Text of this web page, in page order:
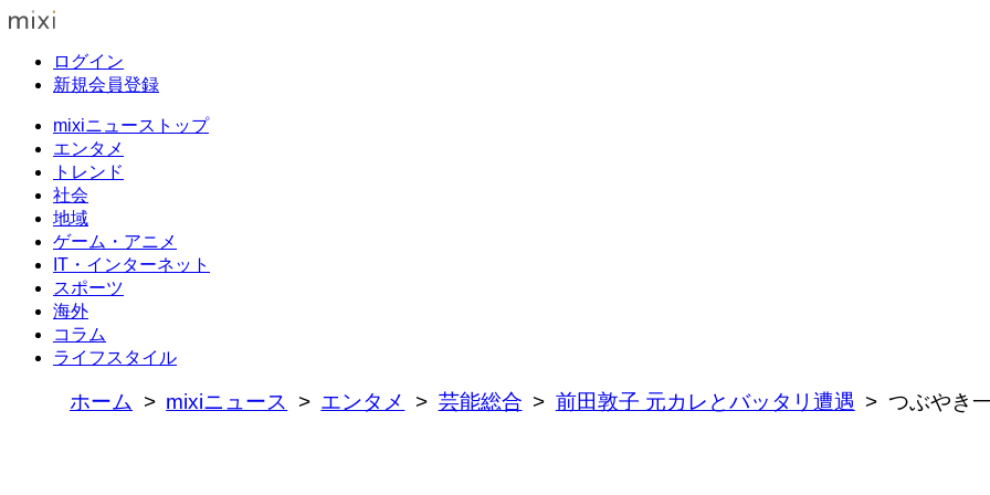
ログイン
新規会員登録
mixiニューストップ
エンタメ
トレンド
社会
地域
ゲーム・アニメ
IT・インターネット
スポーツ
海外
コラム
ライフスタイル
ホーム mixiニュース エンタメ 芸能総合 前田敦子 元カレとバッタリ遭遇 つぶやき